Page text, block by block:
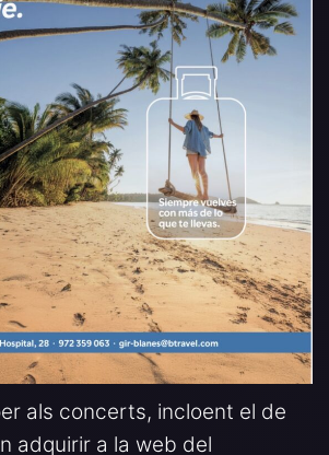
als concerts, incloent el de
adquirir a la web del